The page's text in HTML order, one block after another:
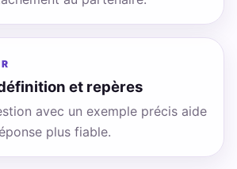
et repères
avec un exemple précis aide
plus fiable.